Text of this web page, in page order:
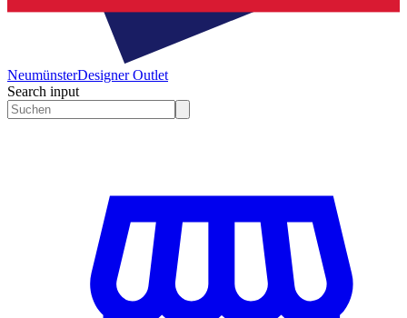
NeumünsterDesigner Outlet
Search input